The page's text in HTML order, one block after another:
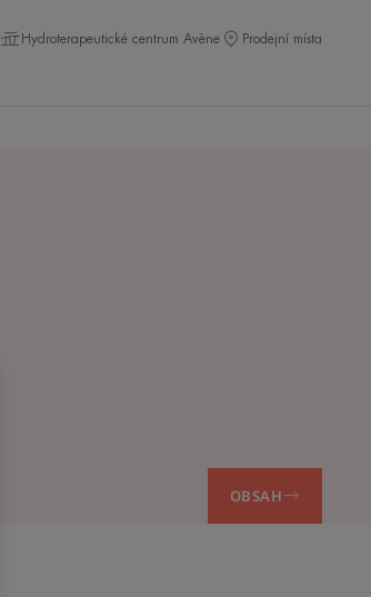
Hydroterapeutické centrum Avène Prodejní místa
OBSAH